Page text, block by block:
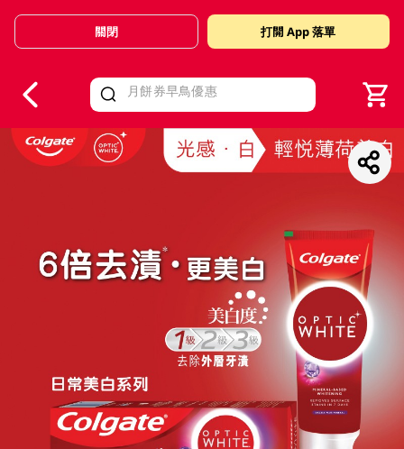
Valid Until 30 June 2026
關閉 打開 App 落單